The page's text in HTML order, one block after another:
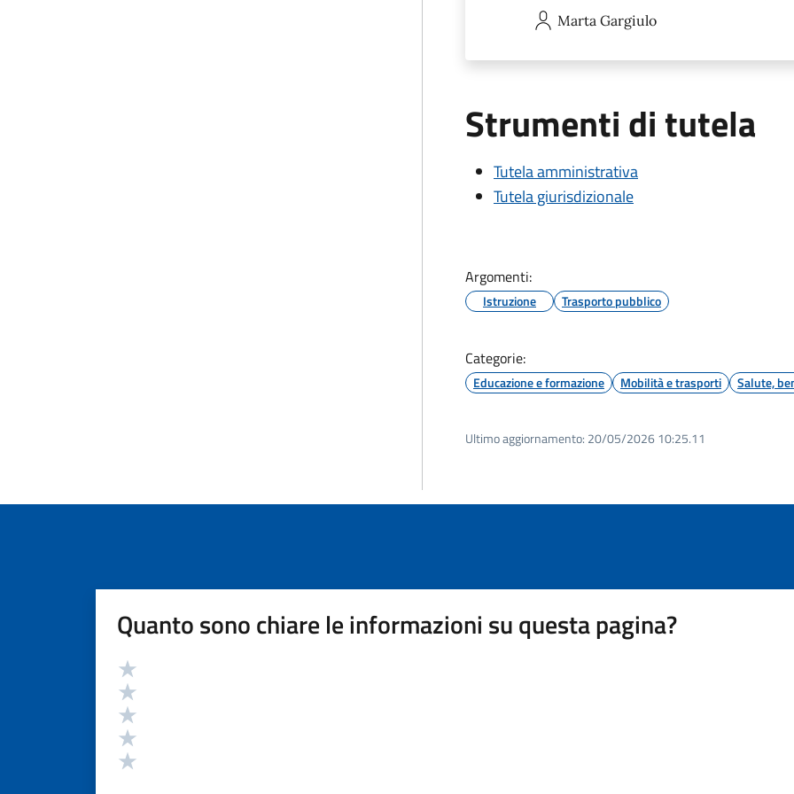
Marta Gargiulo
Strumenti di tutela
Tutela amministrativa
Tutela giurisdizionale
Argomenti:
Istruzione Trasporto pubblico
Categorie:
Educazione e formazione Mobilità e trasporti Salute,
Ultimo aggiornamento: 20/05/2026 10:25.11
Quanto sono chiare le informazioni su questa pagina?
Valutazione